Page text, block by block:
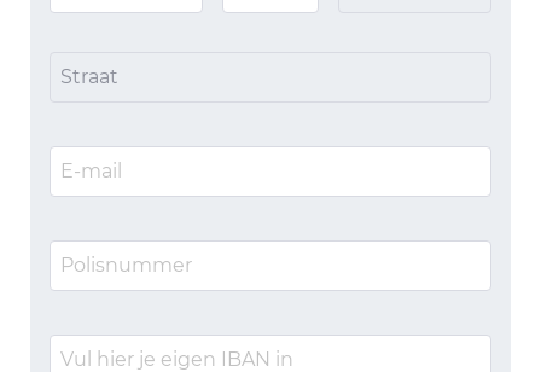
Straat